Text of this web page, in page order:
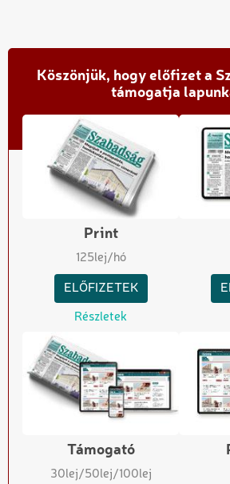
Köszönjük, hogy előfizet a
támogatja
Print
125lej/hó
ELŐFIZETEK
Részletek
Támogató
30lej/50lej/100lej